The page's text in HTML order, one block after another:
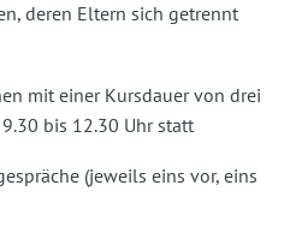
deren Eltern sich getrennt
mit einer Kursdauer von drei
bis 12.30 Uhr statt
(jeweils eins vor, eins